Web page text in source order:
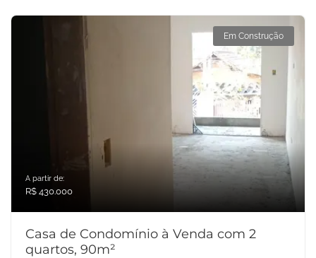
Em Construção
A partir de:
R$ 430.000
Casa de Condomínio à Venda com 2
quartos, 90m²